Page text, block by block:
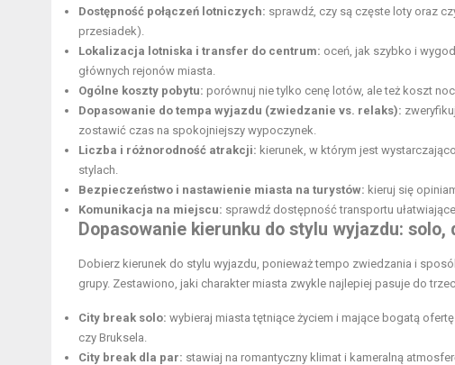
Dostępność połączeń lotniczych: sprawdź, czy są częste loty oraz
przesiadek).
Lokalizacja lotniska i transfer do centrum: oceń, jak szybko i
głównych rejonów miasta.
Ogólne koszty pobytu: porównuj nie tylko cenę lotów, ale też koszt
Dopasowanie do tempa wyjazdu (zwiedzanie vs. relaks):
zostawić czas na spokojniejszy wypoczynek.
Liczba i różnorodność atrakcji: kierunek, w którym jest
stylach.
Bezpieczeństwo i nastawienie miasta na turystów: kieruj się
Komunikacja na miejscu: sprawdź dostępność transportu
Dopasowanie kierunku do stylu wyjazdu:
Dobierz kierunek do stylu wyjazdu, ponieważ tempo zwiedzania i
grupy. Zestawiono, jaki charakter miasta zwykle najlepiej pasuje do
City break solo: wybieraj miasta tętniące życiem i mające bogatą
czy Bruksela.
City break dla par: stawiaj na romantyczny klimat i kameralną